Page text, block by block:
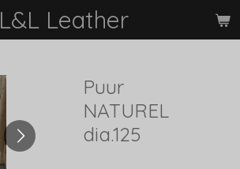
L&L Leather
Puur
NATUREL
dia.125